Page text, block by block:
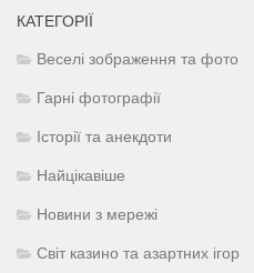
КАТЕГОРІЇ
Веселі зображення та фото
Гарні фотографії
Історії та анекдоти
Найцікавіше
Новини з мережі
Світ казино та азартних ігор